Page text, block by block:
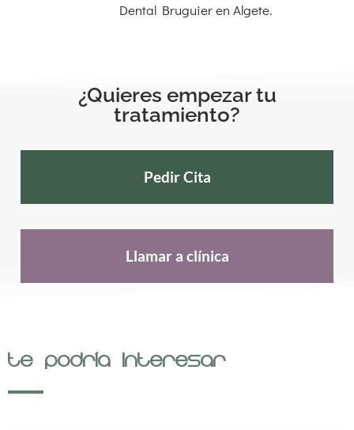
Dental Bruguier en Algete.
¿Quieres empezar tu
tratamiento?
Pedir Cita
Llamar a clínica
Te podría interesar